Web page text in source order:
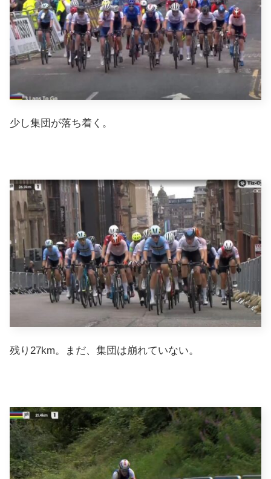
少し集団が落ち着く。
残り27km。まだ、集団は崩れていない。